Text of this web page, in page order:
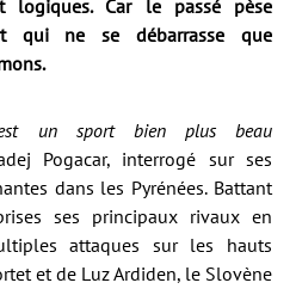
logiques. Car le passé pèse
qui ne se débarrasse que
un sport bien plus beau
Pogacar, interrogé sur ses
dans les Pyrénées. Battant
ses principaux rivaux en
attaques sur les hauts
et de Luz Ardiden, le Slovène